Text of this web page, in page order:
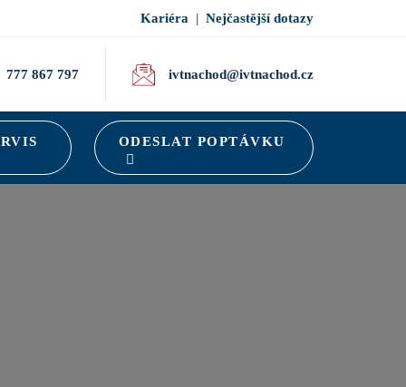
Kariéra | Nejčastější dotazy
777 867 797 ivtnachod@ivtnachod.cz
ODESLAT POPTÁVKU